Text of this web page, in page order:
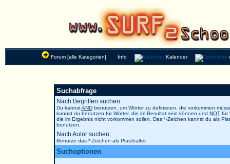
Forum [alle Kategorien] Info Kalender
Suchabfrage
Nach Begriffen suchen:
Du kannstANDbenutzen, um Wörter zu definieren, die vorkommen
kannst du benutzen für Wörter, die im Resultat sein können und NOTfür
die im Ergebnis nicht vorkommen sollen. Das *-Zeichen kannst du als
benutzen.
Nach Autor suchen:
Benutze das *-Zeichen als Platzhalter
Suchoptionen